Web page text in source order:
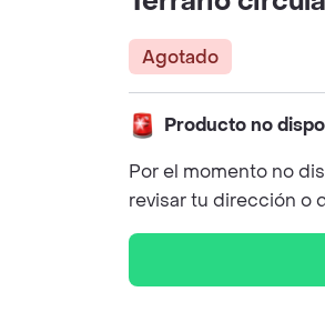
Agotado
Producto no
Por el momento no
revisar tu dirección o